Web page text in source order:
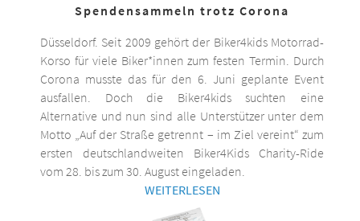
Spendensammeln trotz Corona
Düsseldorf. Seit 2009 gehört der Biker4kids Motorrad-
Korso für viele Biker*innen zum festen Termin. Durch
Corona musste das für den 6. Juni geplante Event
ausfallen. Doch die Biker4kids suchten eine
Alternative und nun sind alle Unterstützer unter dem
Motto „Auf der Straße getrennt – im Ziel vereint“ zum
ersten deutschlandweiten Biker4Kids Charity-Ride
vom 28. bis zum 30. August eingeladen.
WEITERLESEN